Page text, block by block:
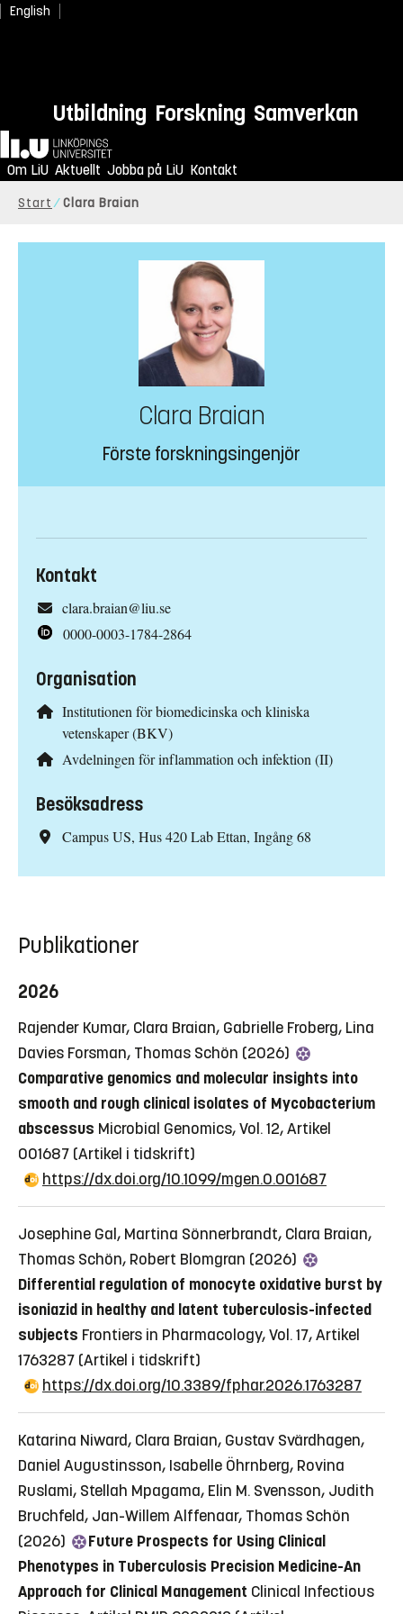
English
Utbildning Forskning Samverkan
Hem
Om LiU Aktuellt Jobba på LiU Kontakt
Start Clara Braian
Clara Braian
Förste forskningsingenjör
Kontakt
clara.braian@liu.se
0000-0003-1784-2864
Organisation
Institutionen för biomedicinska och kliniska
vetenskaper (BKV)
Avdelningen för inflammation och infektion (II)
Besöksadress
Campus US, Hus 420 Lab Ettan, Ingång 68
Publikationer
2026
Rajender Kumar, Clara Braian, Gabrielle Froberg, Lina
Davies Forsman, Thomas Schön (2026)
Comparative genomics and molecular insights into
smooth and rough clinical isolates of Mycobacterium
abscessus Microbial Genomics, Vol. 12, Artikel
001687 (Artikel i tidskrift)
https://dx.doi.org/10.1099/mgen.0.001687
Josephine Gal, Martina Sönnerbrandt, Clara Braian,
Thomas Schön, Robert Blomgran (2026)
Differential regulation of monocyte oxidative burst by
isoniazid in healthy and latent tuberculosis-infected
subjects Frontiers in Pharmacology, Vol. 17, Artikel
1763287 (Artikel i tidskrift)
https://dx.doi.org/10.3389/fphar.2026.1763287
Katarina Niward, Clara Braian, Gustav Svärdhagen,
Daniel Augustinsson, Isabelle Öhrnberg, Rovina
Ruslami, Stellah Mpagama, Elin M. Svensson, Judith
Bruchfeld, Jan-Willem Alffenaar, Thomas Schön
(2026)
Future Prospects for Using Clinical
Phenotypes in Tuberculosis Precision Medicine-An
Approach for Clinical Management Clinical Infectious